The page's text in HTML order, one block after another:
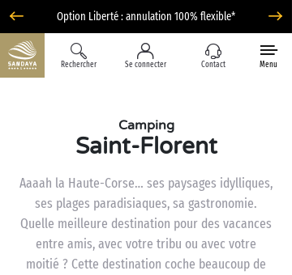
Option Liberté : annulation 100% flexible*
Rechercher Se connecter Contact Menu
Camping
Saint-Florent
Aaaah la Haute-Corse… ses paysages idylliques,
ses plages paradisiaques, sa gastronomie.
Quelle meilleure destination pour des vacances
entre amis, avec votre tribu ou avec votre
moitié ? Cette destination coche beaucoup de